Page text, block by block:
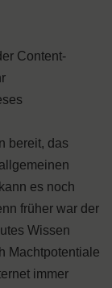
Content-
bereit, das
es noch
früher war der
Wissen
Machtpotentiale
immer